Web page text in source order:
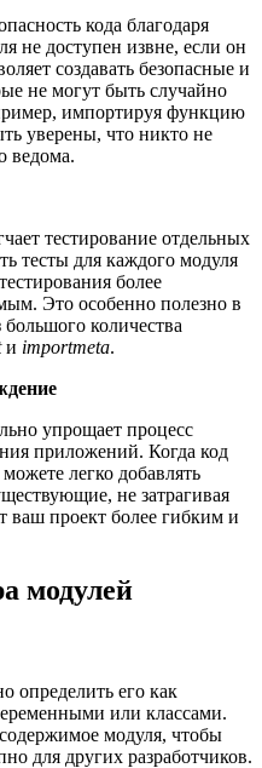
кода благодаря
не доступен извне, если он
создавать безопасные и
не могут быть случайно
импортируя функцию
уверены, что никто не
ведома.
тестирование отдельных
тесты для каждого модуля
более
Это особенно полезно в
большого количества
и importmeta.
упрощает процесс
приложений. Когда код
легко добавлять
не затрагивая
ваш проект более гибким и
модулей
определить его как
или классами.
модуля, чтобы
для других разработчиков.